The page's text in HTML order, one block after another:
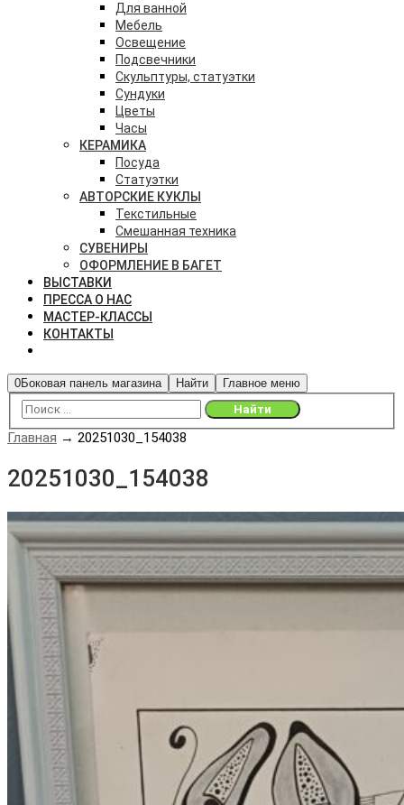
Для ванной
Мебель
Освещение
Подсвечники
Скульптуры, статуэтки
Сундуки
Цветы
Часы
КЕРАМИКА
Посуда
Статуэтки
АВТОРСКИЕ КУКЛЫ
Текстильные
Смешанная техника
СУВЕНИРЫ
ОФОРМЛЕНИЕ В БАГЕТ
ВЫСТАВКИ
ПРЕССА О НАС
МАСТЕР-КЛАССЫ
КОНТАКТЫ
0Боковая панель магазина Найти Главное меню
Главная → 20251030_154038
20251030_154038